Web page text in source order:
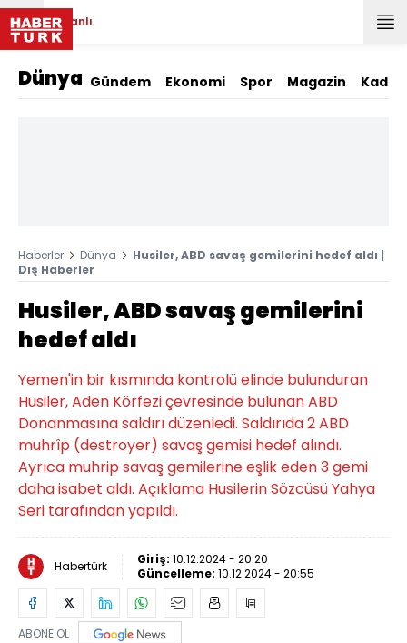
Canlı
Dünya Gündem Ekonomi Spor Magazin Kadın
Haberler Dünya
Husiler, ABD savaş gemilerini hedef aldı |
Dış Haberler
Husiler, ABD savaş gemilerini
hedef aldı
Yemen'in bir kısmında kontrolü elinde bulunduran
Husiler, Aden Körfezi çevresinde bulunan ABD
Donanmasına saldırı düzenledi. Saldırıda 2 ABD
muhrîp (destroyer) savaş gemisi hedef alındı.
Ayrıca muhrip savaş gemilerine eşlik eden 3 gemi
daha isabet aldı. Açıklama Husilerin Sözcüsü Yahya
Seri tarafından yapıldı.
Habertürk Giriş: 10.12.2024 - 20:20
Güncelleme: 10.12.2024 - 20:55
ABONE OL